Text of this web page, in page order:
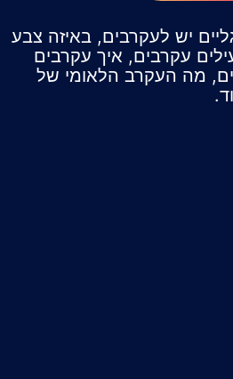
יש לעקרבים, באיזה צבע
עקרבים, איך עקרבים
מה העקרב הלאומי של